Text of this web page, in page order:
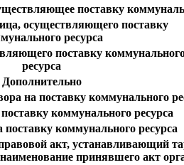
поставку
осуществляющего поставку
ресурса
поставку
ресурса
Дополнительно
на поставку коммунального
коммунального ресурса
коммунального ресурса
акт, устанавливающий
наименование принявшего акт